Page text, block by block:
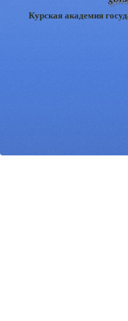
Курская академия